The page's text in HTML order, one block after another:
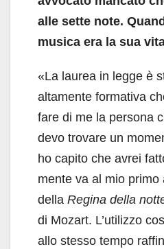
alle sette note.
musica era la sua
«La laurea in legge è
altamente formativa
fare di me la persona
devo trovare un
ho capito che avrei
mente va al mio primo
della Regina della
di Mozart. L’utilizzo
allo stesso tempo